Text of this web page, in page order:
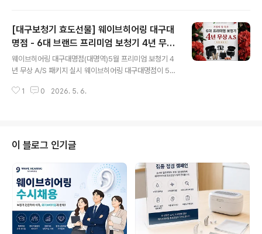
대수롭지 않게 넘겼습니다. 그런데 시간이 갈수록 아버지
께서 가족 대화에서 자꾸 소외되시는 모습이 보이더라고
요. TV 볼륨은 점점 커지고, 대화를 하다 보면 “응?”, “뭐
라고?”라는 말을 반복하시는데, 어느 순간부터는 아예 대
화에 잘 끼지 않으시기 시작했습니다. 가족끼리 웃고 이야
기하는 자리에서도 혼자 조용히 계시는 모습을 보니 마음
[대구보청기 효도선물] 웨이브히어링 대구대
명점 - 6대 브랜드 프리미엄 보청기 4년 무상
A/S 패키지 실시 (5월 한정)
웨이브히어링 대구대명점(대명역)5월 프리미엄 보청기 4
년 무상 A/S 패키지 실시 웨이브히어링 대구대명점이 5월
상 A/S 패키지 프로모션을 진행한다고 밝혔다. 이번 행사
봉덕동, 이천동, 성당동, 송현동, 두류동 등 인근 지역 고객
들이 편리하게 방문할 수 있는 입지에 자리하고 있다. 이번
5월 한정 프로모션의 핵심은 프리미엄 보청기와 장기 사후
관리 혜택을 하나의 패키지로 제공한다는 점이다. 대상 제
품은 벨톤 인비전, 오티콘 인텐트, 시그니아 BCT IX, 와이
덱스 얼루어, 스타키 ..
1 0 2026. 5. 6.
이 블로그 인기글